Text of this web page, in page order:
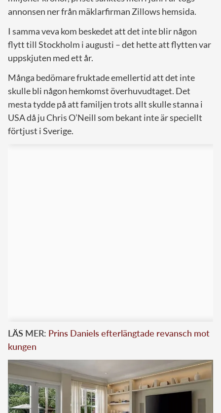
annonsen ner från mäklarfirman Zillows hemsida.
I samma veva kom beskedet att det inte blir någon
flytt till Stockholm i augusti – det hette att flytten var
uppskjuten med ett år.
Många bedömare fruktade emellertid att det inte
skulle bli någon hemkomst överhuvudtaget. Det
mesta tydde på att familjen trots allt skulle stanna i
USA då ju Chris O’Neill som bekant inte är speciellt
förtjust i Sverige.
LÄS MER: Prins Daniels efterlängtade revansch mot
kungen